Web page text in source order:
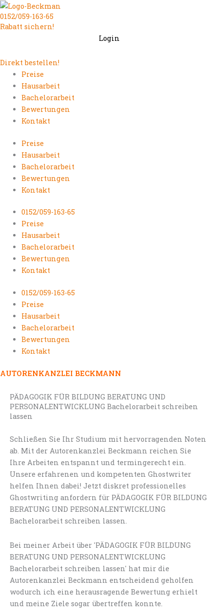
Zum
Inhalt
springen
0152/059-163-65
Rabatt sichern!
Login
Direkt bestellen!
Preise
Hausarbeit
Bachelorarbeit
Bewertungen
Kontakt
Preise
Hausarbeit
Bachelorarbeit
Bewertungen
Kontakt
0152/059-163-65
Preise
Hausarbeit
Bachelorarbeit
Bewertungen
Kontakt
0152/059-163-65
Preise
Hausarbeit
Bachelorarbeit
Bewertungen
Kontakt
AUTORENKANZLEI BECKMANN
PÄDAGOGIK FÜR BILDUNG BERATUNG UND
PERSONALENTWICKLUNG Bachelorarbeit schreiben
lassen
Schließen Sie Ihr Studium mit hervorragenden Noten
ab. Mit der Autorenkanzlei Beckmann reichen Sie
Ihre Arbeiten entspannt und termingerecht ein.
Unsere erfahrenen und kompetenten Ghostwriter
helfen Ihnen dabei! Jetzt diskret professionelles
Ghostwriting anfordern für PÄDAGOGIK FÜR BILDUNG
BERATUNG UND PERSONALENTWICKLUNG
Bachelorarbeit schreiben lassen.
Bei meiner Arbeit über 'PÄDAGOGIK FÜR BILDUNG
BERATUNG UND PERSONALENTWICKLUNG
Bachelorarbeit schreiben lassen' hat mir die
Autorenkanzlei Beckmann entscheidend geholfen
wodurch ich eine herausragende Bewertung erhielt
und meine Ziele sogar übertreffen konnte.